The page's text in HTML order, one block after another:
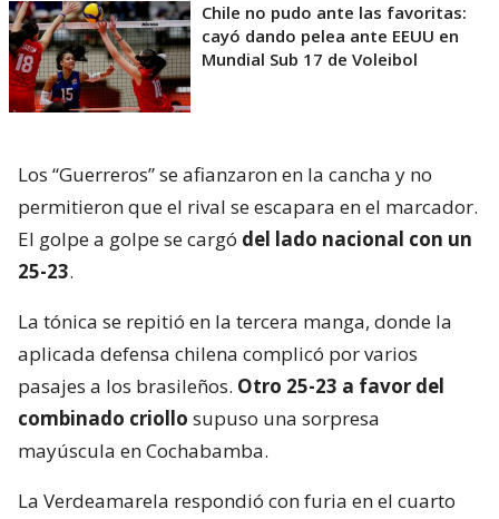
Chile no pudo ante las favoritas:
cayó dando pelea ante EEUU en
Mundial Sub 17 de Voleibol
Los “Guerreros” se afianzaron en la cancha y no
permitieron que el rival se escapara en el marcador.
El golpe a golpe se cargó del lado nacional con un
25-23.
La tónica se repitió en la tercera manga, donde la
aplicada defensa chilena complicó por varios
pasajes a los brasileños. Otro 25-23 a favor del
combinado criollo supuso una sorpresa
mayúscula en Cochabamba.
La Verdeamarela respondió con furia en el cuarto